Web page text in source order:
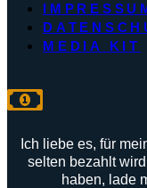
MEDIA KIT
Ich liebe es, für
selten bezahlt
haben, lade